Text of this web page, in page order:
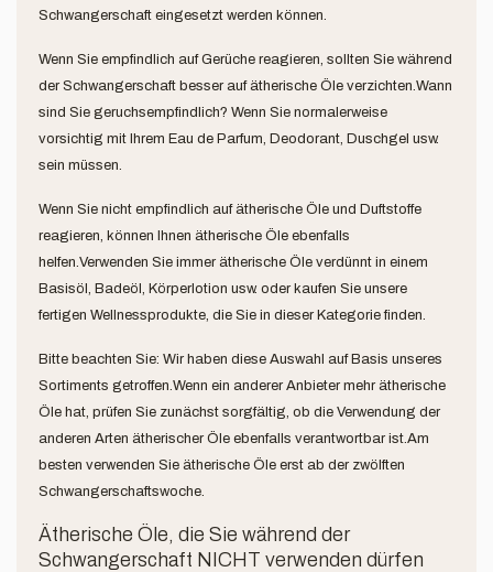
Schwangerschaft eingesetzt werden können.
Wenn Sie empfindlich auf Gerüche reagieren, sollten Sie während
der Schwangerschaft besser auf ätherische Öle verzichten.Wann
sind Sie geruchsempfindlich? Wenn Sie normalerweise
vorsichtig mit Ihrem Eau de Parfum, Deodorant, Duschgel usw.
sein müssen.
Wenn Sie nicht empfindlich auf ätherische Öle und Duftstoffe
reagieren, können Ihnen ätherische Öle ebenfalls
helfen.Verwenden Sie immer ätherische Öle verdünnt in einem
Basisöl, Badeöl, Körperlotion usw. oder kaufen Sie unsere
fertigen Wellnessprodukte, die Sie in dieser Kategorie finden.
Bitte beachten Sie: Wir haben diese Auswahl auf Basis unseres
Sortiments getroffen.Wenn ein anderer Anbieter mehr ätherische
Öle hat, prüfen Sie zunächst sorgfältig, ob die Verwendung der
anderen Arten ätherischer Öle ebenfalls verantwortbar ist.Am
besten verwenden Sie ätherische Öle erst ab der zwölften
Schwangerschaftswoche.
Ätherische Öle, die Sie während der
Schwangerschaft NICHT verwenden dürfen